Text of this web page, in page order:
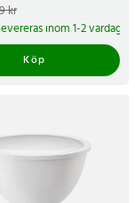
pris
kr
inom 1-2 vardagar
Köp